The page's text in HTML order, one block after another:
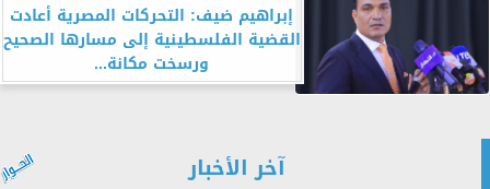
إبراهيم ضيف: التحركات المصرية أعادت
القضية الفلسطينية إلى مسارها الصحيح
ورسخت مكانة...
آخر الأخبار